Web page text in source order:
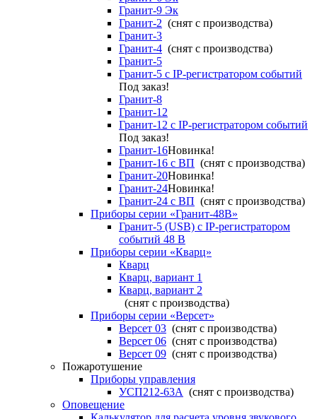
Гранит-9 Эк
Гранит-2 (снят с производства)
Гранит-3
Гранит-4 (снят с производства)
Гранит-5
Гранит-5 с IP-регистратором событий
Под заказ!
Гранит-8
Гранит-12
Гранит-12 с IP-регистратором событий
Под заказ!
Гранит-16Новинка!
Гранит-16 с ВП (снят с производства)
Гранит-20Новинка!
Гранит-24Новинка!
Гранит-24 с ВП (снят с производства)
Приборы серии «Гранит-48В»
Гранит-5 (USB) c IP-регистратором
событий 48 В
Приборы серии «Кварц»
Кварц
Кварц, вариант 1
Кварц, вариант 2
(снят с производства)
Приборы серии «Версет»
Версет 03 (снят с производства)
Версет 06 (снят с производства)
Версет 09 (снят с производства)
Пожаротушение
Приборы управления
УСП212-63А (снят с производства)
Оповещение